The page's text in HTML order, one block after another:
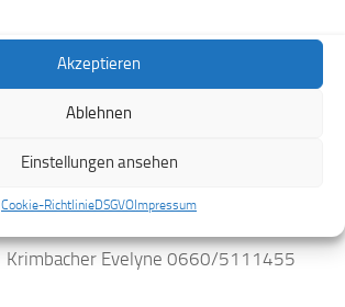
Akzeptieren
Ablehnen
Einstellungen ansehen
Cookie-RichtlinieDSGVOImpressum
Aichhorn Dietmar 0664/1405540
Krimbacher Evelyne 0660/5111455